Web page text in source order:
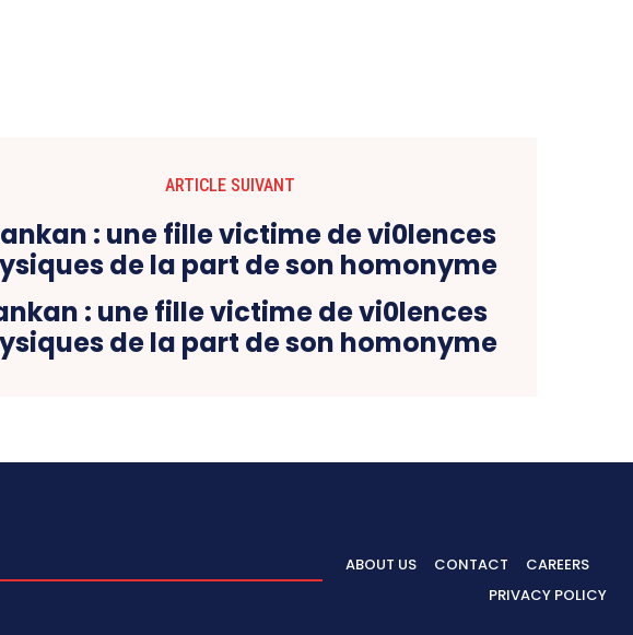
ARTICLE SUIVANT
: une fille victime de vi0lences
de la part de son homonyme
ABOUT US CONTACT
CAREERS
PRIVACY POLICY